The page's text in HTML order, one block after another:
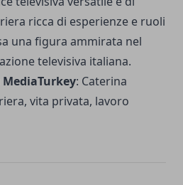
ricca di esperienze e ruoli
una figura ammirata nel
televisiva italiana.
MediaTurkey: Caterina
vita privata, lavoro